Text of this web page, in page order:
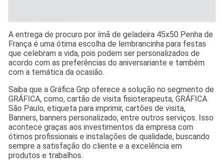
A entrega de procuro por ímã de geladeira 45x50 Penha de
França é uma ótima escolha de lembrancinha para festas
que celebram a vida, pois podem ser personalizados de
acordo com as preferências do aniversariante e também
com a temática da ocasião.
Saiba que a Gráfica Gnp oferece a solução no segmento de
GRÁFICA, como, cartão de visita fisioterapeuta, GRÁFICA
São Paulo, etiqueta para imprimir, cartões de visita,
Banners, banners personalizado, entre outros serviços. Isso
acontece graças aos investimentos da empresa com
ótimos profissionais e instalações de qualidade, buscando
sempre a satisfação do cliente e a excelência em
produtos e trabalhos.